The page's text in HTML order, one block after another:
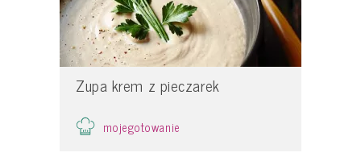
Zupa krem z pieczarek
mojegotowanie